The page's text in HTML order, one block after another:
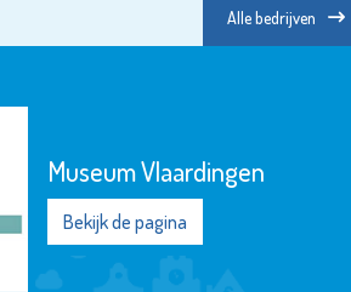
Alle bedrijven
Zwembad Groenoord
Bekijk de pagina